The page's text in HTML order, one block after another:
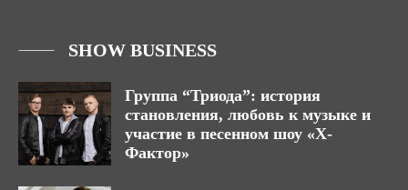
SHOW BUSINESS
Группа “Триода”: история
становления, любовь к музыке и
участие в песенном шоу «Х-
Фактор»